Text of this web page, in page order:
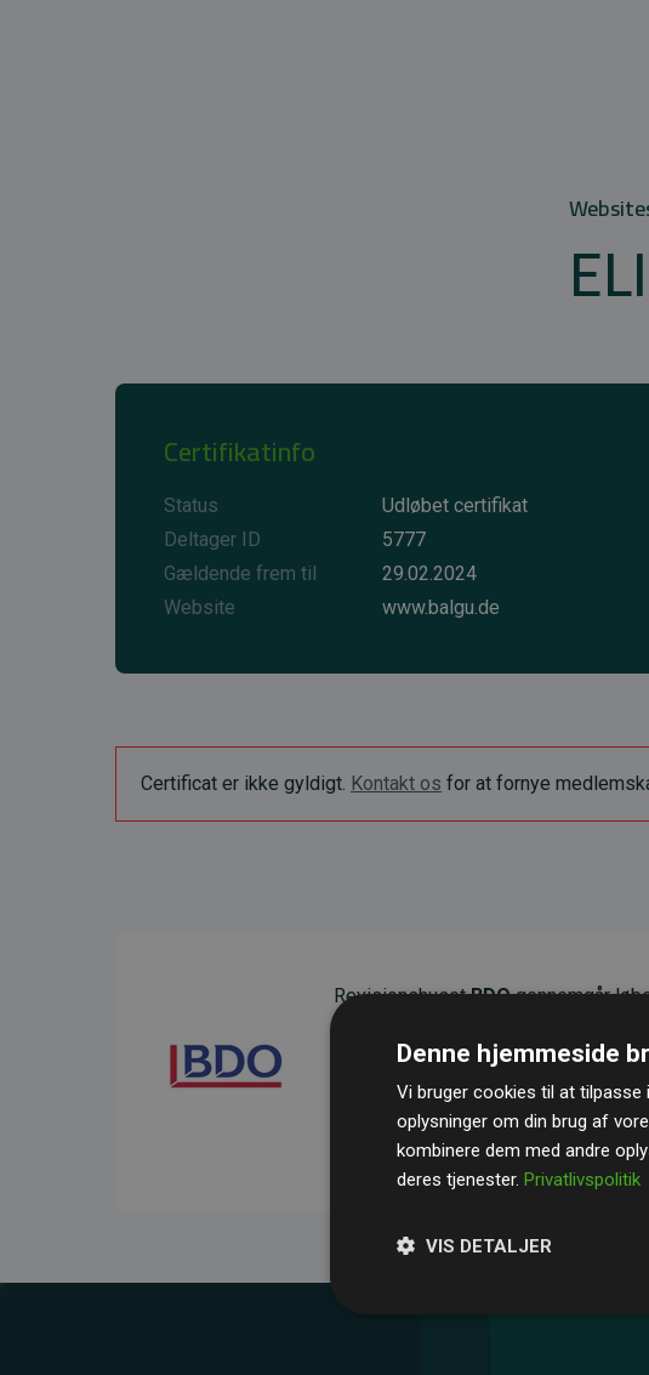
Certifikatinfo
Status
Udløbet certifikat
Deltager ID
5777
Gældende frem til
29.02.2024
Website
www.balgu.de
Certificat er ikke gyldigt. Kontakt os for at fornye
RevisionshusetBDOgennemgår
gennemsnit kompenserer for
CO₂-udledninger .
Denne hjemmeside
Vi bruger cookies til at tilpasse
oplysninger om din brug af
kombinere dem med andre
deres tjenester. Privatlivspolitik
VIS DETALJER